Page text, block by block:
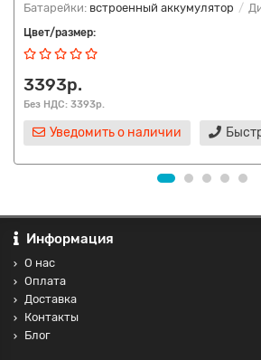
Батарейки: встроенный аккумулятор
Цвет/размер:
3393р.
Без НДС: 3393р.
Уведомить о наличии
Информация
О нас
Оплата
Доставка
Контакты
Блог